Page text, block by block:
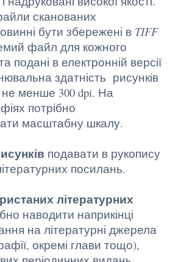
сканованих
бути збережені в TIFF
файл для кожного
подані в електронній версії
здатність рисунків
не менше 300 dpi. На
потрібно
масштабну шкалу.
подавати в рукопису
посилань.
літературних
наводити наприкінці
на літературні джерела
окремі глави тощо),